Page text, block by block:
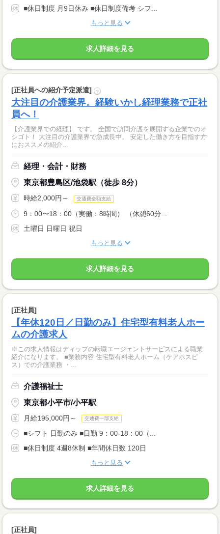
■休日制度 月9日休み ■休日制度備考 シフ...
もっと見る
求人詳細を見る
[正社員への紹介予定派遣] ?
大注目の介護業界。経験いかし経理業務で正社
員へ！
【介護業界での経理】 です。 全国で訪問介護を展開する企業でのオ
シゴト！ 大注目の介護業界で急成長中。 安定した働き方を目指す方
におススメの紹介...
経理・会計・財務
東京都豊島区/池袋駅（徒歩 8分）
時給2,000円～ 交通費全額支給
9：00〜18：00（実働：8時間） （休憩60分...
土曜日 日曜日 祝日
もっと見る
求人詳細を見る
[正社員]
【年休120日／日勤のみ】住宅型有料老人ホー
ムの介護求人
※この求人情報はディップの転職エージェントサービスによる職業
紹介になります。 ■業務内容 住宅型有料老人ホーム（ケアホスピ
ス）での介護業務 ・...
介護福祉士
東京都小平市/小平駅
月給195,000円～ 交通費一部支給
■シフト 日勤のみ ■日勤 9：00-18：00（...
■休日制度 4週8休制 ■年間休日数 120日
もっと見る
求人詳細を見る
[正社員]